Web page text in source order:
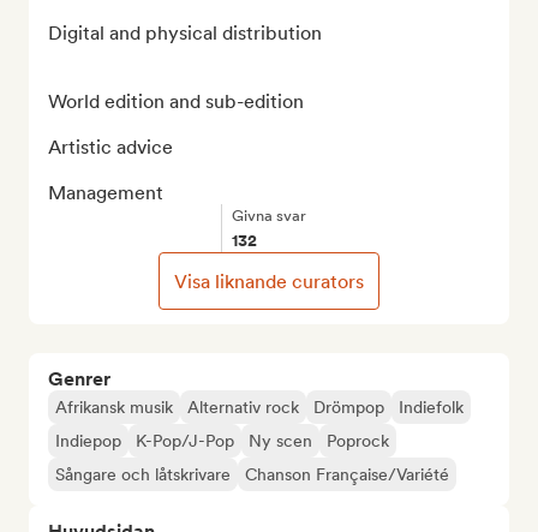
Genrer
Afrikansk musik Alternativ rock Drömpop
Indiefolk
Indiepop
K-Pop/J-Pop Ny scen
Poprock
Sångare och låtskrivare
Chanson Française/Variété
Digital and physical distribution
World edition and sub-edition
Artistic advice
Management
Givna svar
132
Visa liknande curators